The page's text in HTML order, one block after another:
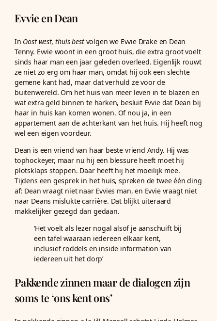
Evvie en Dean
In Oost west, thuis bestvolgen we Evvie Drake en Dean
Tenny. Evvie woont in een groot huis, die extra groot voelt
sinds haar man een jaar geleden overleed. Eigenlijk rouwt
ze niet zo erg om haar man, omdat hij ook een slechte
gemene kant had, maar dat verhuld ze voor de
buitenwereld. Om het huis van meer leven in te blazen en
wat extra geld binnen te harken, besluit Evvie dat Dean bij
haar in huis kan komen wonen. Of nou ja, in een
appartement aan de achterkant van het huis. Hij heeft nog
wel een eigen voordeur.
Dean is een vriend van haar beste vriend Andy. Hij was
tophockeyer, maar nu hij een blessure heeft moet hij
plotsklaps stoppen. Daar heeft hij het moeilijk mee.
Tijdens een gesprek in het huis, spreken de twee één ding
af: Dean vraagt niet naar Evvies man, en Evvie vraagt niet
naar Deans mislukte carrière. Dat blijkt uiteraard
makkelijker gezegd dan gedaan.
‘Het voelt als lezer nogal alsof je aanschuift bij
een tafel waaraan iedereen elkaar kent,
inclusief roddels en inside information van
iedereen uit het dorp’
Pakkende zinnen maar de dialogen zijn
soms te ‘ons kent ons’